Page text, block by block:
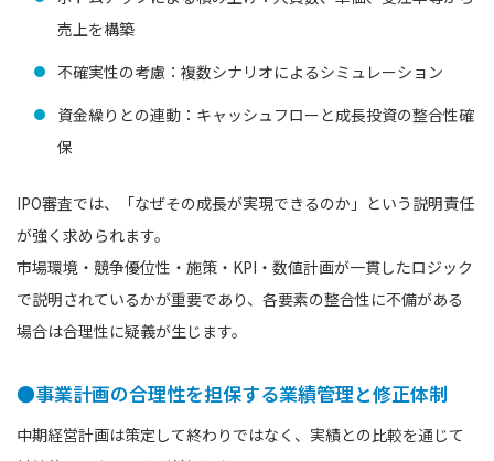
売上を構築
不確実性の考慮：複数シナリオによるシミュレーション
資金繰りとの連動：キャッシュフローと成長投資の整合性確
保
IPO審査では、「なぜその成長が実現できるのか」という説明責任
が強く求められます。
市場環境・競争優位性・施策・KPI・数値計画が一貫したロジック
で説明されているかが重要であり、各要素の整合性に不備がある
場合は合理性に疑義が生じます。
●事業計画の合理性を担保する業績管理と修正体制
中期経営計画は策定して終わりではなく、実績との比較を通じて